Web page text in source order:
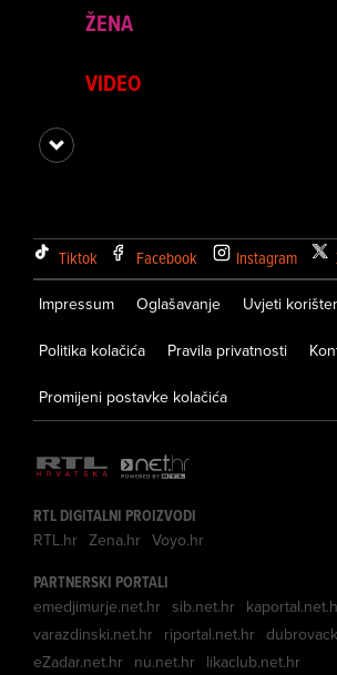
ŽENA
VIDEO
Tiktok Facebook Instagram
Impressum Oglašavanje Uvjeti
Politika kolačića Pravila privatnosti
Promijeni postavke kolačića
RTL DIGITALNI PROIZVODI
RTL.hr Zena.hr Voyo.hr
PARTNERSKI PORTALI
emedjimurje.net.hr sib.net.hr
varazdinski.net.hr riportal.net.hr
eZadar.net.hr nu.net.hr likaclub.net.hr